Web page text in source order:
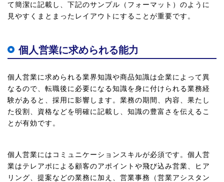
て簡潔に記載し、下記のサンプル（フォーマット）のように
見やすくまとまったレイアウトにすることが重要です。
個人営業に求められる能力
個人営業に求められる業界知識や商品知識は企業によって異
なるので、転職後に必要になる知識を身に付けられる業務経
験があると、採用に影響します。業務の期間、内容、果たし
た役割、資格などを明確に記載し、知識の豊富さを伝えるこ
とが有効です。
個人営業にはコミュニケーションスキルが必須です。個人営
業はテレアポによる顧客のアポイントや飛び込み営業、ヒア
リング、提案などの業務に加え、営業事務（営業アシスタン